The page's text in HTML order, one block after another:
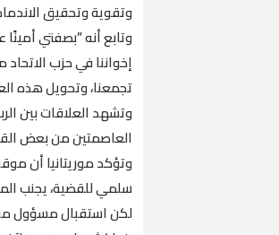
وتقوية وتحقيق
وتابع أنه ”بصفتي
إخواننا في حزب الاتحاد
تجمعنا، وتحويل هذه
وتشهد العلاقات بين
العاصمتين من بعض
وتؤكد موريتانيا أن
سلمي للقضية، يجنب
لكن استقبال مسؤول من